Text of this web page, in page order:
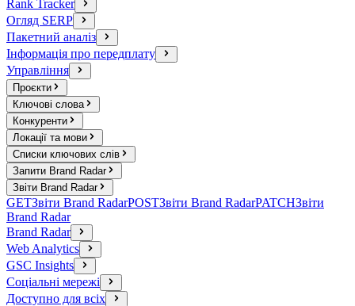
Rank Tracker
Огляд SERP
Пакетний аналіз
Інформація про передплату
Управління
Проєкти
Ключові слова
Конкуренти
Локації та мови
Списки ключових слів
Запити Brand Radar
Звіти Brand Radar
GETЗвіти Brand RadarPOSTЗвіти Brand RadarPATCHЗвіти
Brand Radar
Brand Radar
Web Analytics
GSC Insights
Соціальні мережі
Доступно для всіх